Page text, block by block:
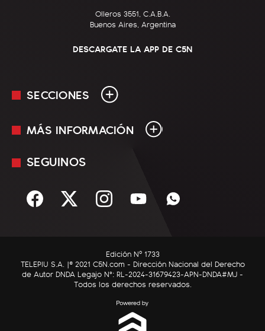
Olleros 3551, C.A.B.A.
Buenos Aires, Argentina
DESCARGATE LA APP DE C5N
SECCIONES
En Vivo
Sociedad
C5N Autos
RatingCero
MÁS INFORMACIÓN
Mediakit
Términos y condiciones
SEGUINOS
Edición Nº 1733
TELEPIU S.A. |© 2021 C5N.com - Dirección Nacional del Derecho
de Autor DNDA Legajo N°: RL-2024-31679423-APN-DNDA#MJ -
Todos los derechos reservados.